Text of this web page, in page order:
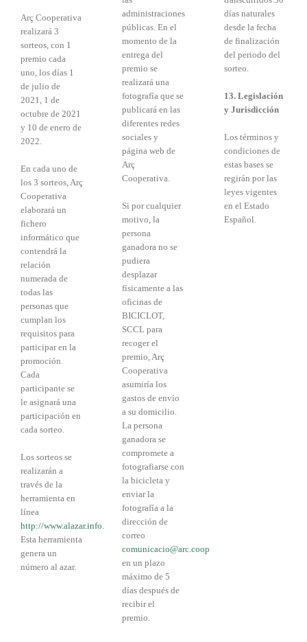
Arç Cooperativa
realizará 3
sorteos, con 1
premio cada
uno, los días 1
de julio de
2021, 1 de
octubre de 2021
y 10 de enero de
2022.
En cada uno de
los 3 sorteos, Arç
Cooperativa
elaborará un
fichero
informático que
contendrá la
relación
numerada de
todas las
personas que
cumplan los
requisitos para
participar en la
promoción.
Cada
participante se
le asignará una
participación en
cada sorteo.
Los sorteos se
realizarán a
través de la
herramienta en
línea
http://www.alazar.info
Esta herramienta
genera un
número al azar.
administraciones
públicas. En el
momento de la
entrega del
premio se
realizará una
fotografía que se
publicará en las
diferentes redes
sociales y
página web de
Arç
Cooperativa.
Si por cualquier
motivo, la
persona
ganadora no se
pudiera
desplazar
físicamente a las
oficinas de
BICICLOT,
SCCL para
recoger el
premio, Arç
Cooperativa
asumiría los
gastos de envío
a su domicilio.
La persona
ganadora se
compromete a
fotografiarse con
la bicicleta y
enviar la
fotografía a la
dirección de
correo
comunicacio@arc.coop
en un plazo
máximo de 5
días después de
recibir el
premio.
días naturales
desde la fecha
de finalización
del periodo del
sorteo.
13. Legislación
y Jurisdicción
Los términos y
condiciones de
estas bases se
regirán por las
leyes vigentes
en el Estado
Español.